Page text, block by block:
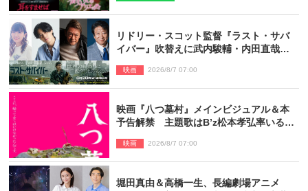
リドリー・スコット監督『ラスト・サバ
イバー』吹替えに武内駿輔・内田直哉・
結！
映画 2026/8/7 07:00
映画『八つ墓村』メインビジュアル＆本
予告解禁 主題歌はB’z松本孝弘率いる
映画 2026/8/7 07:00
堀田真由＆高橋一生、長編劇場アニメ